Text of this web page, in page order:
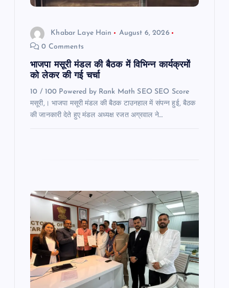
Khabar Laye Hain
August 6, 2026
0 Comments
भाजपा मसूरी मंडल की बैठक में विभिन्न कार्यक्रमों
को लेकर की गई चर्चा
10 / 100 Powered by Rank Math SEO SEO Score
मसूरी,। भाजपा मसूरी मंडल की बैठक टाउनहाल में संपन्न हुई, बैठक
की जानकारी देते हुए मंडल अध्यक्ष रजत अग्रवाल ने…